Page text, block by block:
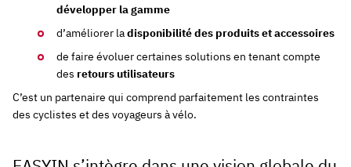
développer la gamme
d’améliorer ladisponibilité des produits et accessoires
de faire évoluer certaines solutions en tenant compte
des retours utilisateurs
C’est un partenaire qui comprend parfaitement les contraintes
des cyclistes et des voyageurs à vélo.